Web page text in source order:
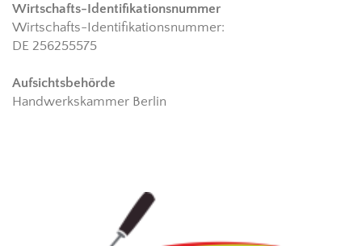
Wirtschafts-Identifikationsnummer
Wirtschafts-Identifikationsnummer:
DE 256255575
Aufsichtsbehörde
Handwerkskammer Berlin